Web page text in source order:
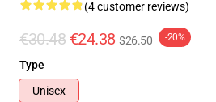
(4 customer reviews)
€30.48 €24.38 $26.50 -20%
Type
Unisex